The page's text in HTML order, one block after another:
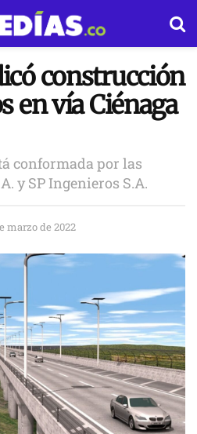
construcción
en vía Ciénaga
conformada por las
y SP Ingenieros S.A.
marzo de 2022